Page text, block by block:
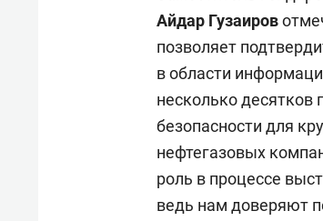
Айдар Гузаиров
позволяет
в области
несколько
безопасности для
нефтегазовых
роль в процессе
ведь нам доверяют